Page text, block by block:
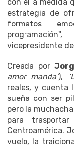
con él a medida
estrategia de
formatos
vicepresidente
Creada por
amor manda’),
reales, y cuenta
sueña con ser
pero la
para
Centroamérica.
vuelo, la